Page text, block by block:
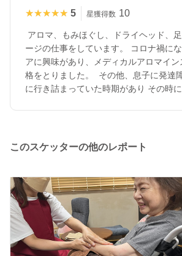
★★★★★
★★★★★ 5 星獲得数 10
アロマ、もみほぐし、ドライヘッド、
ージの仕事をしています。 コロナ禍に
アに興味があり、メディカルアロマイ
格をとりました。 その他、息子に発達
に行き詰まっていた時期があり その時に
アノを習ったりしています。 オールハン
このスケッターの他のレポート